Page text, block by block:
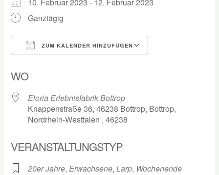
10. Februar 2023 - 12. Februar 2023
Ganztägig
ZUM KALENDER HINZUFÜGEN
WO
Eloria Erlebnisfabrik Bottrop
Knappenstraße 36, 46238 Bottrop, Bottrop,
Nordrhein-Westfalen , 46238
VERANSTALTUNGSTYP
20er Jahre,Erwachsene,Larp, Wochenende